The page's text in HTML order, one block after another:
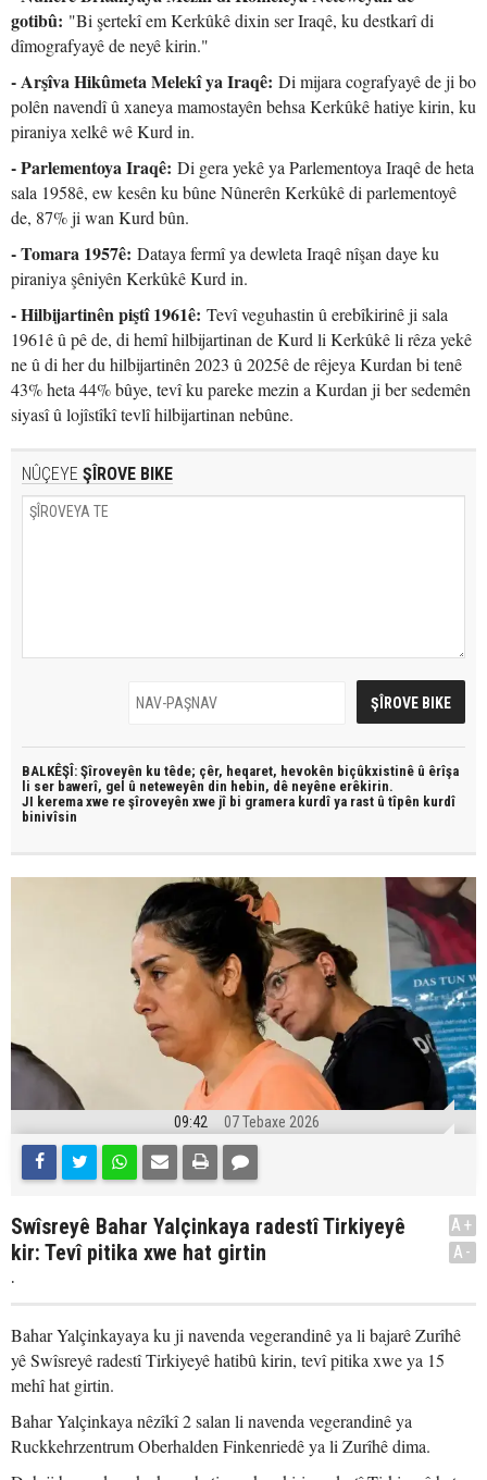
gotibû: "Bi şertekî em Kerkûkê dixin ser Iraqê, ku destkarî di
dîmografyayê de neyê kirin."
- Arşîva Hikûmeta Melekî ya Iraqê: Di mijara cografyayê de ji bo
polên navendî û xaneya mamostayên behsa Kerkûkê hatiye kirin, ku
piraniya xelkê wê Kurd in.
- Parlementoya Iraqê: Di gera yekê ya Parlementoya Iraqê de heta
sala 1958ê, ew kesên ku bûne Nûnerên Kerkûkê di parlementoyê
de, 87% ji wan Kurd bûn.
- Tomara 1957ê: Dataya fermî ya dewleta Iraqê nîşan daye ku
piraniya şêniyên Kerkûkê Kurd in.
- Hilbijartinên piştî 1961ê: Tevî veguhastin û erebîkirinê ji sala
1961ê û pê de, di hemî hilbijartinan de Kurd li Kerkûkê li rêza yekê
ne û di her du hilbijartinên 2023 û 2025ê de rêjeya Kurdan bi tenê
43% heta 44% bûye, tevî ku pareke mezin a Kurdan ji ber sedemên
siyasî û lojîstîkî tevlî hilbijartinan nebûne.
NÛÇEYE ŞÎROVE BIKE
BALKÊŞÎ: Şîroveyên ku têde; çêr, heqaret, hevokên biçûkxistinê û êrîşa
li ser bawerî, gel û neteweyên din hebin, dê neyêne erêkirin.
JI kerema xwe re şîroveyên xwe jî bi gramera kurdî ya rast û tîpên kurdî
binivîsin
09:42 07 Tebaxe 2026
Swîsreyê Bahar Yalçinkaya radestî Tirkiyeyê
kir: Tevî pitika xwe hat girtin
.
A+
A-
Bahar Yalçinkayaya ku ji navenda vegerandinê ya li bajarê Zurîhê
yê Swîsreyê radestî Tirkiyeyê hatibû kirin, tevî pitika xwe ya 15
mehî hat girtin.
Bahar Yalçinkaya nêzîkî 2 salan li navenda vegerandinê ya
Ruckkehrzentrum Oberhalden Finkenriedê ya li Zurîhê dima.